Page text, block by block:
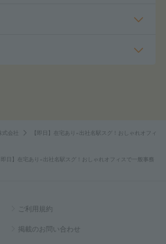
式会社
【即日】在宅あり×出社名駅スグ！おしゃれオフィ
即日】在宅あり×出社名駅スグ！おしゃれオフィスで一般事務
ご利用規約
掲載のお問い合わせ